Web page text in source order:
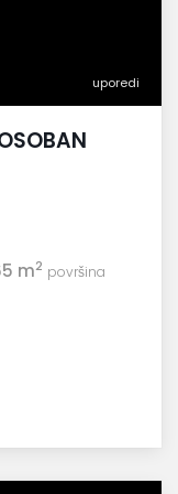
uporedi
m2 površina